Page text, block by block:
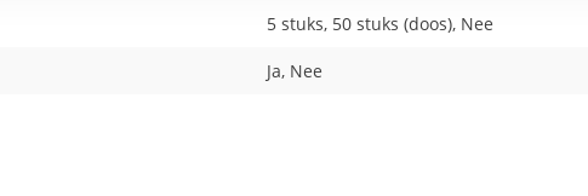
5 stuks, 50 stuks (doos), Nee
Ja, Nee